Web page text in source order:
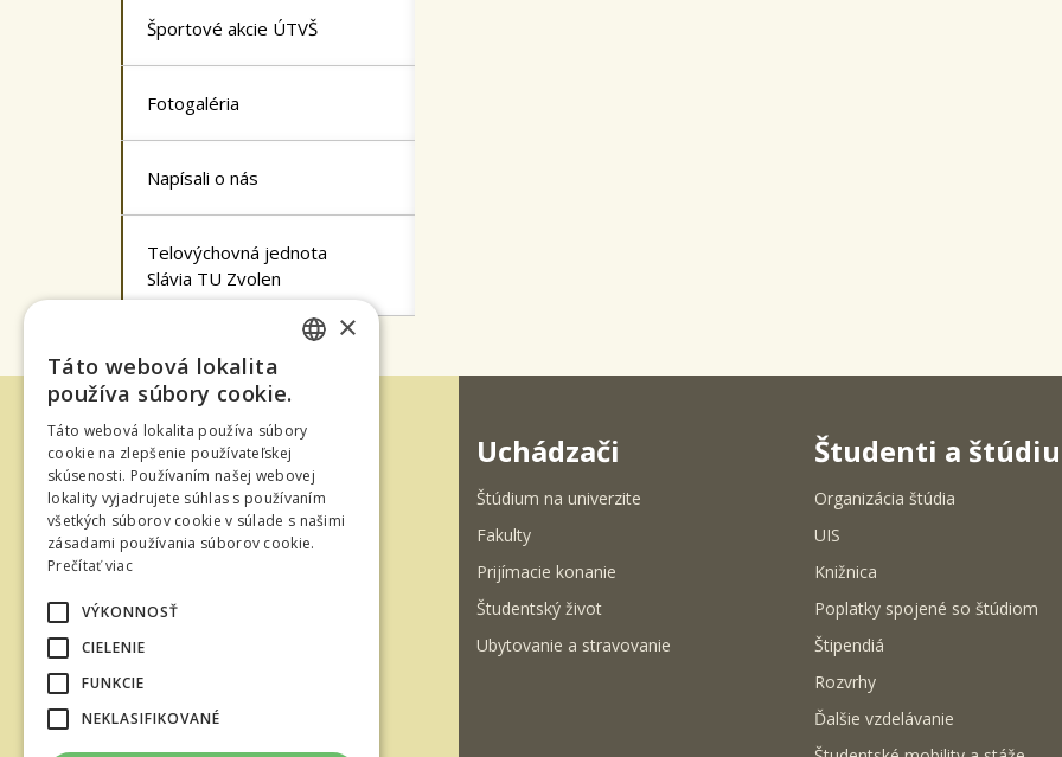
Športové akcie ÚTVŠ
Fotogaléria
Napísali o nás
Telovýchovná jednota
Slávia TU Zvolen
Ul. T. G. Masaryka 24
Slovenská republika
Tel.: +421-45-520 61 11
Fax: +421-45-533 00 27
e-mail: info@tuzvo.sk
Uchádzači
Štúdium na univerzite
Fakulty
Prijímacie konanie
Študentský život
Ubytovanie a stravovanie
Študenti a
Organizácia štúdia
UIS
Knižnica
Poplatky spojené so štúdiom
Štipendiá
Rozvrhy
Ďalšie vzdelávanie
×
Táto webová lokalita
používa súbory cookie.
Táto webová lokalita používa súbory
cookie na zlepšenie používateľskej
skúsenosti. Používaním našej webovej
lokality vyjadrujete súhlas s používaním
všetkých súborov cookie v súlade s našimi
zásadami používania súborov cookie.
Prečítať viac
VÝKONNOSŤ
CIELENIE
FUNKCIE
NEKLASIFIKOVANÉ